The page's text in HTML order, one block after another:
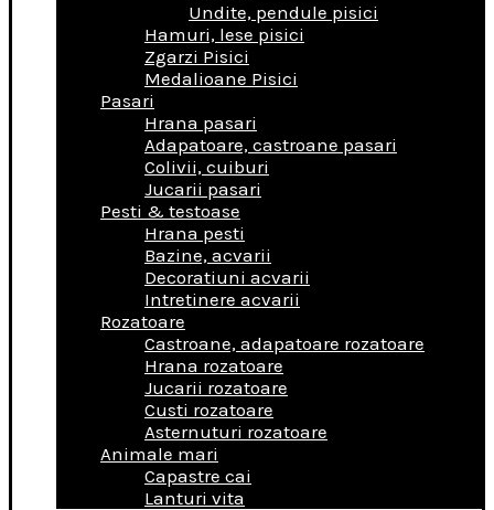
Undite, pendule pisici
Hamuri, lese pisici
Zgarzi Pisici
Medalioane Pisici
Pasari
Hrana pasari
Adapatoare, castroane pasari
Colivii, cuiburi
Jucarii pasari
Pesti & testoase
Hrana pesti
Bazine, acvarii
Decoratiuni acvarii
Intretinere acvarii
Rozatoare
Castroane, adapatoare rozatoare
Hrana rozatoare
Jucarii rozatoare
Custi rozatoare
Asternuturi rozatoare
Animale mari
Capastre cai
Lanturi vita